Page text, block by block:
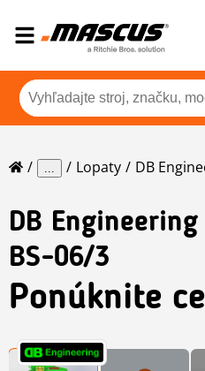
... Lopaty DB
DB Engineering
BS-06/3
Ponúknite